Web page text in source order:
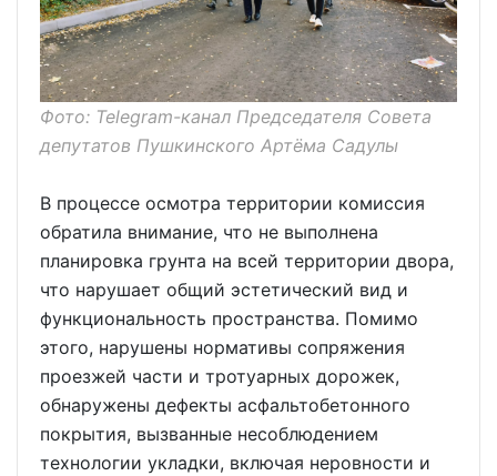
Фото: Telegram-канал Председателя Совета
депутатов Пушкинского Артёма Садулы
В процессе осмотра территории комиссия
обратила внимание, что не выполнена
планировка грунта на всей территории двора,
что нарушает общий эстетический вид и
функциональность пространства. Помимо
этого, нарушены нормативы сопряжения
проезжей части и тротуарных дорожек,
обнаружены дефекты асфальтобетонного
покрытия, вызванные несоблюдением
технологии укладки, включая неровности и